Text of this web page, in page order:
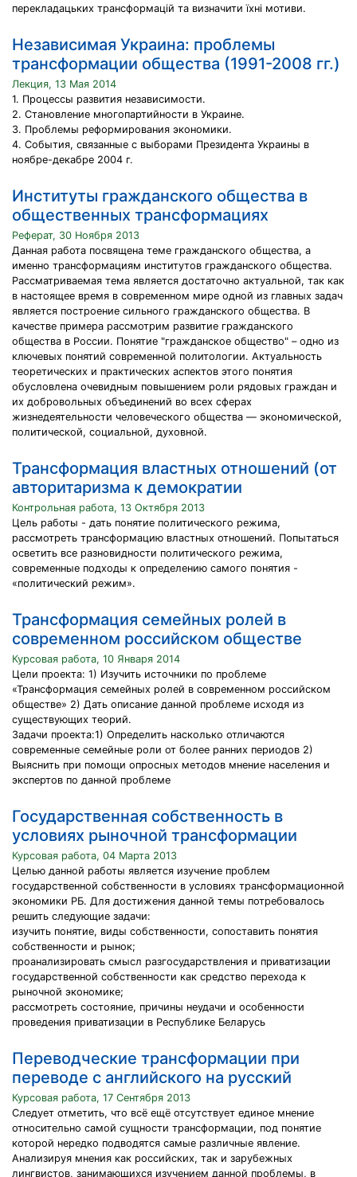
перекладацьких трансформацій та визначити їхні мотиви.
Независимая Украина: проблемы
трансформации общества (1991-2008 гг.)
Лекция, 13 Мая 2014
1. Процессы развития независимости.
2. Становление многопартийности в Украине.
3. Проблемы реформирования экономики.
4. События, связанные с выборами Президента Украины в
ноябре-декабре 2004 г.
Институты гражданского общества в
общественных трансформациях
Реферат, 30 Ноября 2013
Данная работа посвящена теме гражданского общества, а
именно трансформациям институтов гражданского общества.
Рассматриваемая тема является достаточно актуальной, так как
в настоящее время в современном мире одной из главных задач
является построение сильного гражданского общества. В
качестве примера рассмотрим развитие гражданского
общества в России. Понятие "гражданское общество" – одно из
ключевых понятий современной политологии. Актуальность
теоретических и практических аспектов этого понятия
обусловлена очевидным повышением роли рядовых граждан и
их добровольных объединений во всех сферах
жизнедеятельности человеческого общества — экономической,
политической, социальной, духовной.
Трансформация властных отношений (от
авторитаризма к демократии
Контрольная работа, 13 Октября 2013
Цель работы - дать понятие политического режима,
рассмотреть трансформацию властных отношений. Попытаться
осветить все разновидности политического режима,
современные подходы к определению самого понятия -
«политический режим».
Трансформация семейных ролей в
современном российском обществе
Курсовая работа, 10 Января 2014
Цели проекта: 1) Изучить источники по проблеме
«Трансформация семейных ролей в современном российском
обществе» 2) Дать описание данной проблеме исходя из
существующих теорий.
Задачи проекта:1) Определить насколько отличаются
современные семейные роли от более ранних периодов 2)
Выяснить при помощи опросных методов мнение населения и
экспертов по данной проблеме
Государственная собственность в
условиях рыночной трансформации
Курсовая работа, 04 Марта 2013
Целью данной работы является изучение проблем
государственной собственности в условиях трансформационной
экономики РБ. Для достижения данной темы потребовалось
решить следующие задачи:
изучить понятие, виды собственности, сопоставить понятия
собственности и рынок;
проанализировать смысл разгосударствления и приватизации
государственной собственности как средство перехода к
рыночной экономике;
рассмотреть состояние, причины неудачи и особенности
проведения приватизации в Республике Беларусь
Переводческие трансформации при
переводе с английского на русский
Курсовая работа, 17 Сентября 2013
Следует отметить, что всё ещё отсутствует единое мнение
относительно самой сущности трансформации, под понятие
которой нередко подводятся самые различные явление.
Анализируя мнения как российских, так и зарубежных
лингвистов, занимающихся изучением данной проблемы, в